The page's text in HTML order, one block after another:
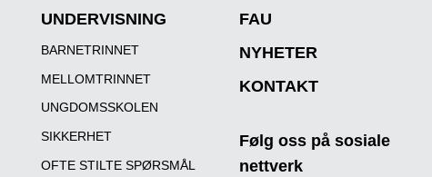
UNDERVISNING
BARNETRINNET
MELLOMTRINNET
UNGDOMSSKOLEN
SIKKERHET
OFTE STILTE SPØRSMÅL
FAU
NYHETER
KONTAKT
Følg oss på sosiale
nettverk